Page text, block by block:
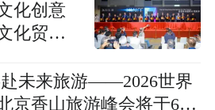
化创意
化贸易
未来旅游——2026世界
京香山旅游峰会将于6月